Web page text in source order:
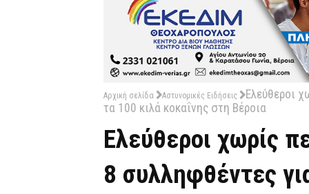
Αρχική σελίδα Αστυνομικές Ειδήσεις
Ελεύθεροι
τα 100 κιλά κοκαΐνης στη Βέροια
Ελεύθεροι χωρίς
8 συλληφθέντες